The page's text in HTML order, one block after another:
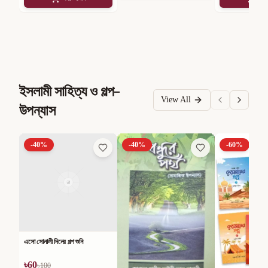
ইসলামী সাহিত্য ও গল্প-
উপন্যাস
View All
-40%
এসো সোনালী দিনের গল্প শুনি
৳60৳100
-40% -60%